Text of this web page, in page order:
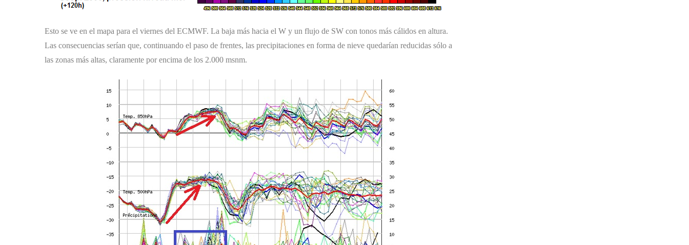
Esto se ve en el mapa para el viernes del ECMWF. La baja más hacia el W y un flujo de SW con tonos más cálidos en altura.
Las consecuencias serían que, continuando el paso de frentes, las precipitaciones en forma de nieve quedarían reducidas sólo a
las zonas más altas, claramente por encima de los 2.000 msnm.